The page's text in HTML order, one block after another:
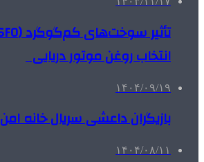
انتخاب روغن موتور دریایی
۱۴۰۴/۰۹/۱۹
بازیگران داعشی سریال خانه امن
۱۴۰۴/۰۸/۱۱